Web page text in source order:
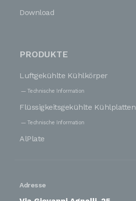
Download
PRODUKTE
Luftgekühlte Kühlkörper
Technische Information
Flüssigkeitsgekühlte Kühlplatten
Technische Information
AlPlate
Adresse